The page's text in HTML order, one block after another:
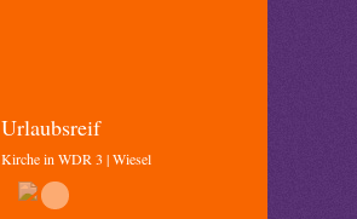
Urlaubsreif
Kirche in WDR 3 | Wiesel